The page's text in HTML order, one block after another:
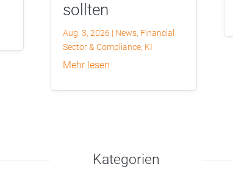
sollten
Aug. 3, 2026 | News, Financial
Sector & Compliance, KI
mehr lesen
Kategorien